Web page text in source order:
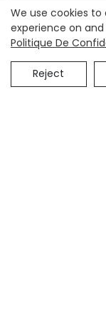
We use cookies
experience on
Politique De
Reject